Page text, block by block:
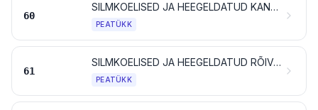
60
SILMKOELISED JA HEEGELDATUD KANGAD (TRIKOOKANGAD)
PEATÜKK
61
SILMKOELISED JA HEEGELDATUD RÕIVAD NING RÕIVAMANUSED (TRIKOOTOOTED)
PEATÜKK